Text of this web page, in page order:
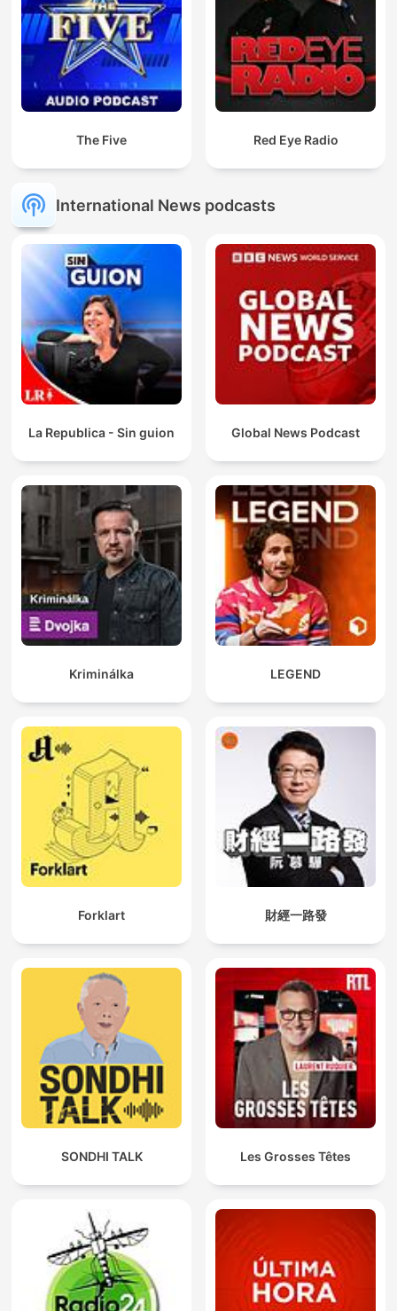
The Five Red Eye Radio
International News podcasts
La Republica - Sin guion Global News Podcast
Kriminálka LEGEND
Forklart 財經一路發
SONDHI TALK Les Grosses Têtes